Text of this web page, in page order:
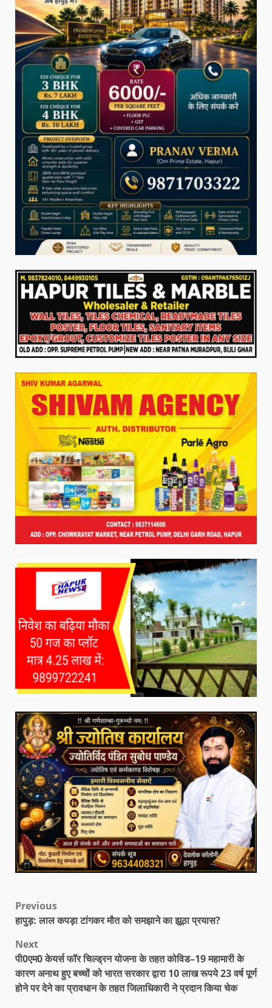
Previous
हापुड़: लाल कपड़ा टांगकर मौत को समझाने का झूठा प्रयास?
Next
पी0एम0 केयर्स फॉर चिल्ड्रन योजना के तहत कोविड–19 महामारी के
कारण अनाथ हुए बच्चों को भारत सरकार द्वारा 10 लाख रूपये 23 वर्ष पूर्ण
होने पर देने का प्रावधान के तहत जिलाधिकारी ने प्रदान किया चेक